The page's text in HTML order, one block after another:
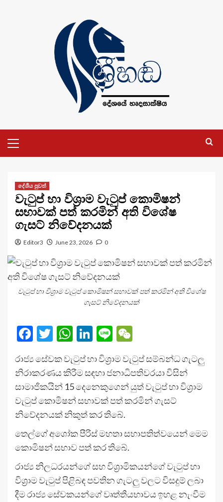
Menu
දේශීය පුවත්
වැටුප් හා විශ්‍රාම වැටුප් කොමිෂන්
සභාවක් පත් කරමින් අති විශේෂ
ගැසට් නිවේදනයක්
Editor3 June 23, 2026 0
වැටුප් හා විශ්‍රාම වැටුප් කොමිෂන් සභාවක් පත් කරමින් අති විශේෂ
ගැසට් නිවේදනයක්
Facebook
Twitter
WhatsApp
LinkedIn
Line
රාජ්‍ය සේවක වැටුප් හා විශ්‍රාම වැටුප් සම්බන්ධ ගැටලු
නිරාකරණය කිරීම සඳහා ජනාධිපතිවරයා විසින්
සාමාජිකයින් 15 දෙනෙකුගෙන් යුත් වැටුප් හා විශ්‍රාම
වැටුප් කොමිෂන් සභාවක් පත් කරමින් ගැසට්
නිවේදනයක් නිකුත් කර තිබේ.
තෙල්ගේ අශෝක පීරිස් මහතා සභාපතිත්වයෙන් මෙම
කොමිෂන් සභාව පත් කර තිබේ.
රාජ්‍ය නිලධරයන්ගේ සහ විශ්‍රාමිකයන්ගේ වැටුප් හා
විශ්‍රාම වැටුප් පිළිබඳ පවතින ගැටලු වලට විසදුම් ලබා
දීම රාජ්‍ය සේවකයන්ගේ වෘත්තීයභාවය ඉහළ නැංවීම